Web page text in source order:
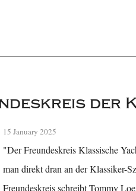
der
15 January 2025
"Der Freundeskreis Klassische
man direkt dran an der Klassiker-
Freundeskreis schreibt Tommy